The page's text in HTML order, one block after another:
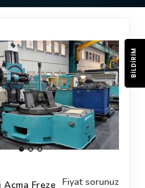
Fiyat sorunuz
Açma Freze
BILDIRIM